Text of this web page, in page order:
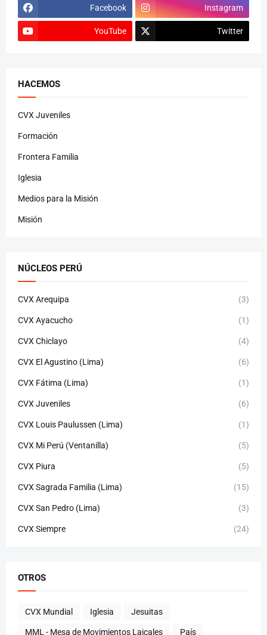
Facebook Instagram
YouTube Twitter
HACEMOS
CVX Juveniles
Formación
Frontera Familia
Iglesia
Medios para la Misión
Misión
NÚCLEOS PERÚ
CVX Arequipa (3)
CVX Ayacucho (1)
CVX Chiclayo (4)
CVX El Agustino (Lima) (6)
CVX Fátima (Lima) (1)
CVX Juveniles (6)
CVX Louis Paulussen (Lima) (1)
CVX Mi Perú (Ventanilla) (5)
CVX Piura (5)
CVX Sagrada Familia (Lima) (15)
CVX San Pedro (Lima) (3)
CVX Siempre (24)
OTROS
CVX Mundial Iglesia Jesuitas
MML - Mesa de Movimientos Laicales País